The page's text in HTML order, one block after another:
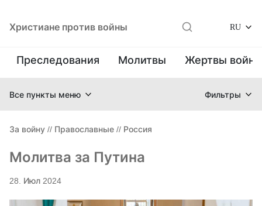
Христиане против войны RU
Преследования Молитвы Жертвы
Все пункты меню Фильтры
За войну // Православные // Россия
Молитва за Путина
28. Июл 2024